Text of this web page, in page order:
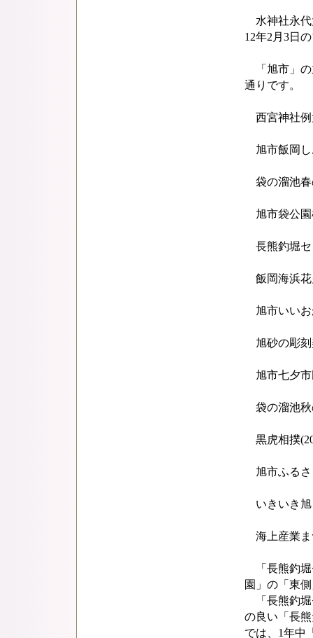
水神社永代
12年2月3日
「旭市」の
通りです。
西宮神社例
旭市飯岡し
袋の溜池春
旭市袋公園
長熊釣堀セ
飯岡海浜花
旭市いいお
旭砂の彫刻
旭市七夕市
袋の溜池秋
黒虎相撲
旭市ふるさ
いきいき旭
海上産業ま
「長熊釣堀
園」の「東
「長熊釣堀
の良い「長
では、1年中